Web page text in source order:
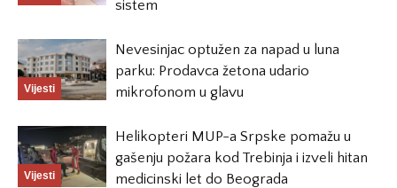
sistem
Vijesti
Nevesinjac optužen za napad u luna
parku: Prodavca žetona udario
mikrofonom u glavu
Vijesti
Helikopteri MUP-a Srpske pomažu u
gašenju požara kod Trebinja i izveli hitan
medicinski let do Beograda